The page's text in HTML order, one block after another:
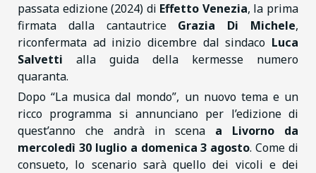
passata edizione (2024) di Effetto Venezia, la prima
firmata dalla cantautrice Grazia Di Michele,
riconfermata ad inizio dicembre dal sindaco Luca
Salvetti alla guida della kermesse numero
quaranta.
Dopo “La musica dal mondo”, un nuovo tema e un
ricco programma si annunciano per l’edizione di
quest’anno che andrà in scena a Livorno da
mercoledì 30 luglio a domenica 3 agosto. Come di
consueto, lo scenario sarà quello dei vicoli e dei